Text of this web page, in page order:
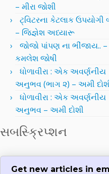
– મીરા જોશી
ટ્વિટરના કેટલાક ઉપયોગી
– જિજ્ઞેશ અધ્યારૂ
જોજો પાંપણ ના ભીંજાય.. –
કમલેશ જોષી
ધોળાવીરા : એક અવર્ણનીય
અનુભવ (ભાગ ૨) – અમી
ધોળાવીરા : એક અવર્ણનીય
અનુભવ – અમી દોશી
સબસ્ક્રિપ્શન
Get new articles in